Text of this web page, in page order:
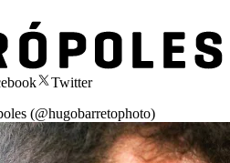
Twitter
(@hugobarretophoto)